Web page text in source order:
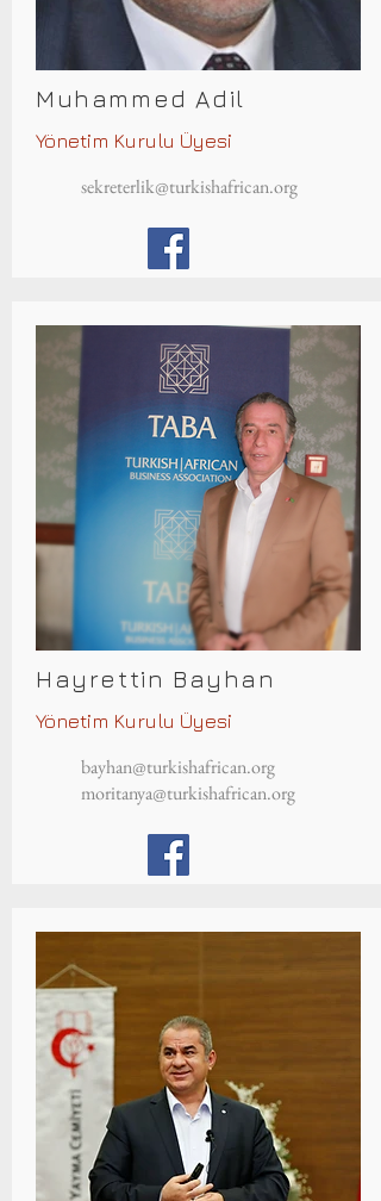
Muhammed Adil
Yönetim Kurulu Üyesi
sekreterlik@turkishafrican.org
Hayrettin Bayhan
Yönetim Kurulu Üyesi
bayhan@turkishafrican.org
moritanya@turkishafrican.org